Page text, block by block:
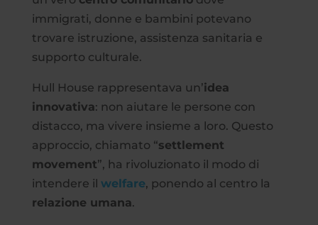
immigrati, donne e bambini potevano
trovare istruzione, assistenza sanitaria e
supporto culturale.
Hull House rappresentava un’idea
innovativa: non aiutare le persone con
distacco, ma vivere insieme a loro. Questo
approccio, chiamato “settlement
movement”, ha rivoluzionato il modo di
intendere il welfare, ponendo al centro la
relazione umana.